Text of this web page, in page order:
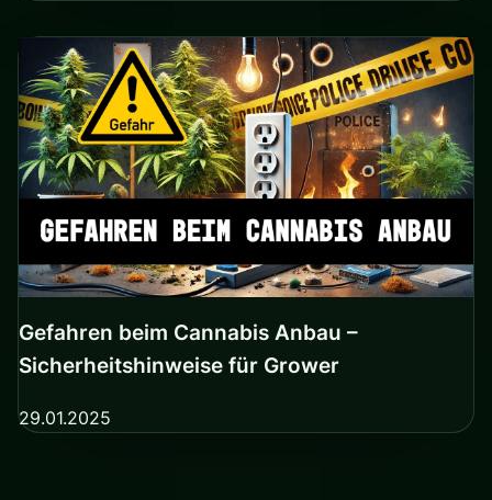
Gefahren beim Cannabis Anbau –
Sicherheitshinweise für Grower
29.01.2025